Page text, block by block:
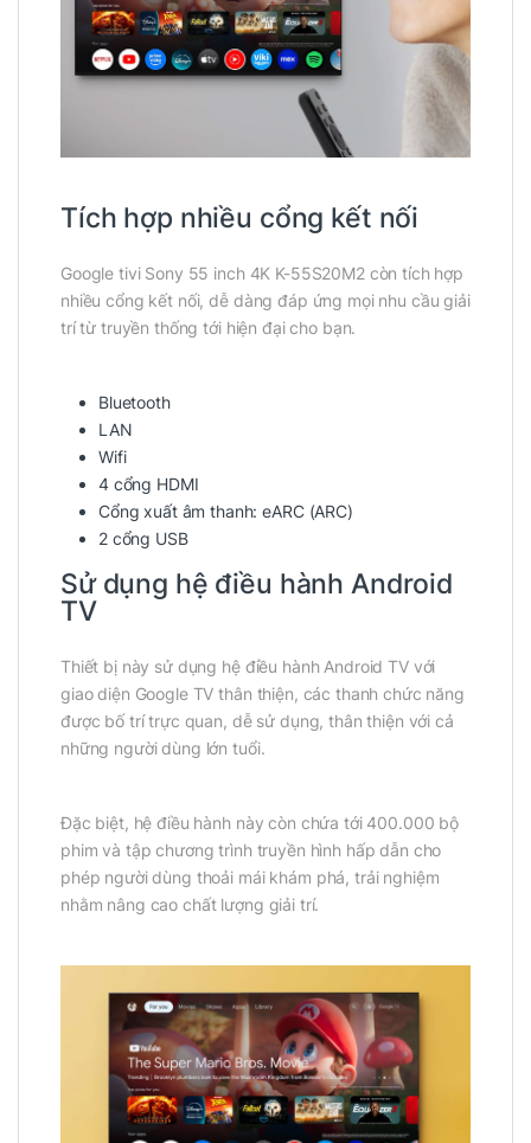
Tích hợp nhiều cổng kết nối
Google tivi Sony 55 inch 4K K-55S20M2 còn tích hợp
nhiều cổng kết nối, dễ dàng đáp ứng mọi nhu cầu giải
trí từ truyền thống tới hiện đại cho bạn.
Bluetooth
LAN
Wifi
4 cổng HDMI
Cổng xuất âm thanh: eARC (ARC)
2 cổng USB
Sử dụng hệ điều hành Android
TV
Thiết bị này sử dụng hệ điều hành Android TV với
giao diện Google TV thân thiện, các thanh chức năng
được bố trí trực quan, dễ sử dụng, thân thiện với cả
những người dùng lớn tuổi.
Đặc biệt, hệ điều hành này còn chứa tới 400.000 bộ
phim và tập chương trình truyền hình hấp dẫn cho
phép người dùng thoải mái khám phá, trải nghiệm
nhằm nâng cao chất lượng giải trí.